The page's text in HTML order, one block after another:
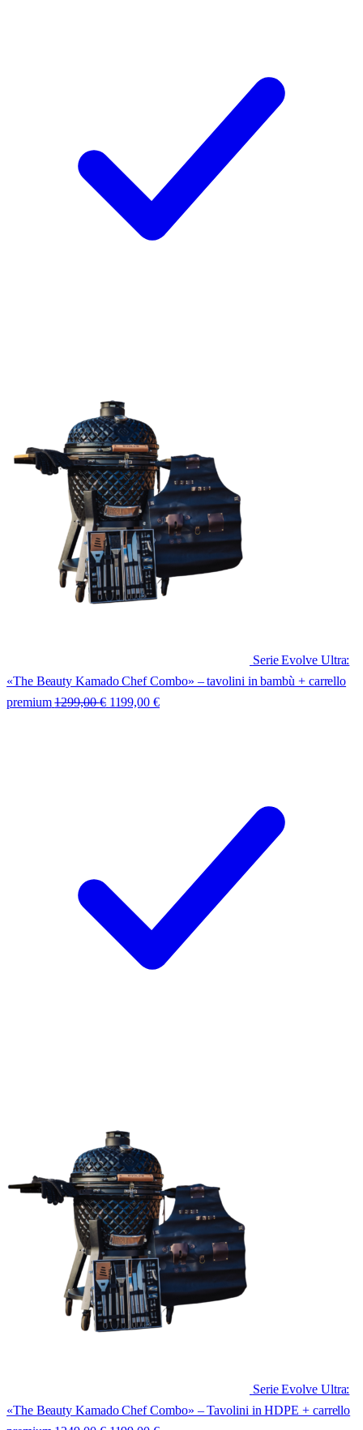
Serie Evolve Ultra:
«The Beauty Kamado Chef Combo» – tavolini in bambù + carrello
premium 1299,00€ 1199,00 €
Serie Evolve Ultra:
«The Beauty Kamado Chef Combo» – Tavolini in HDPE + carrello